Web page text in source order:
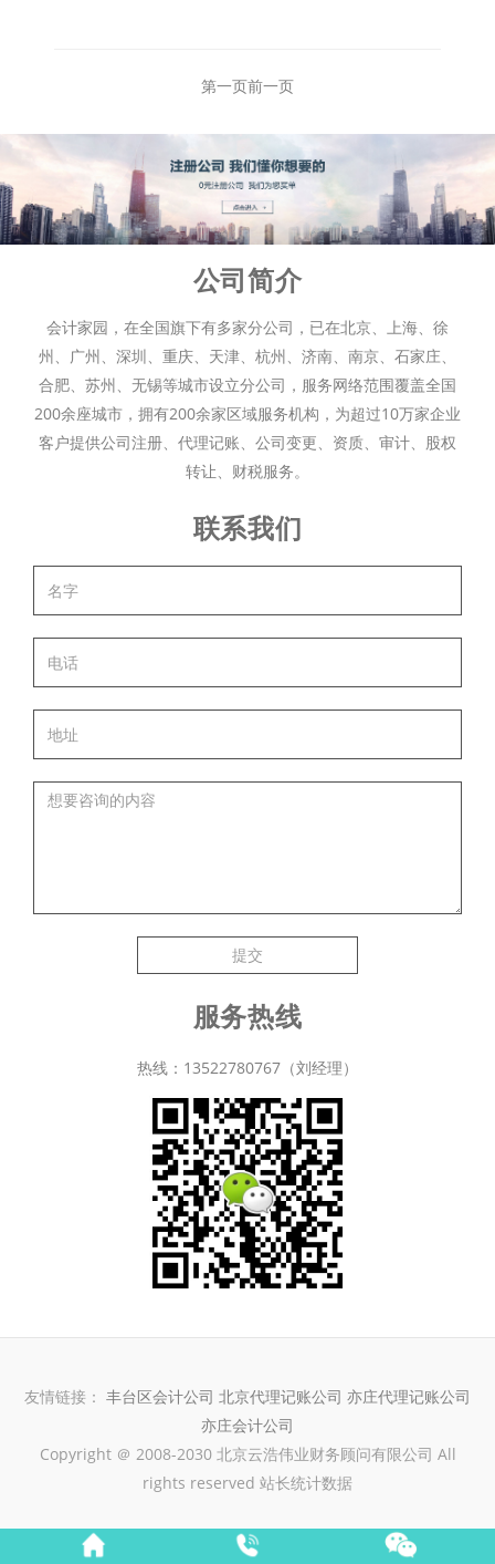
第一页前一页
公司简介
会计家园，在全国旗下有多家分公司，已在北京、上海、徐
州、广州、深圳、重庆、天津、杭州、济南、南京、石家庄、
合肥、苏州、无锡等城市设立分公司，服务网络范围覆盖全国
200余座城市，拥有200余家区域服务机构，为超过10万家企业
客户提供公司注册、代理记账、公司变更、资质、审计、股权
转让、财税服务。
联系我们
提交
服务热线
热线：13522780767（刘经理）
友情链接： 丰台区会计公司 北京代理记账公司 亦庄代理记账公司
亦庄会计公司
Copyright ＠ 2008-2030 北京云浩伟业财务顾问有限公司 All
rights reserved 站长统计数据